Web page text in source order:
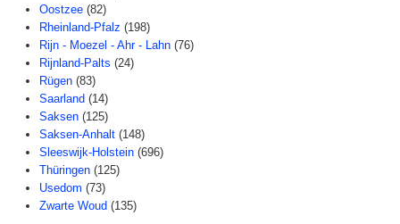
Oostzee (82)
Rheinland-Pfalz (198)
Rijn - Moezel - Ahr - Lahn (76)
Rijnland-Palts (24)
Rügen (83)
Saarland (14)
Saksen (125)
Saksen-Anhalt (148)
Sleeswijk-Holstein (696)
Thüringen (125)
Usedom (73)
Zwarte Woud (135)